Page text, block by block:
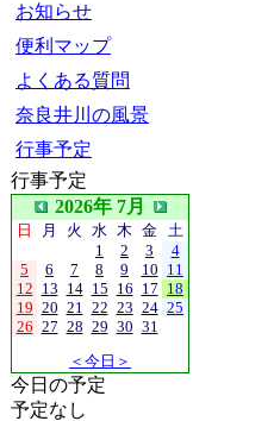
お知らせ
便利マップ
よくある質問
奈良井川の風景
行事予定
行事予定
2026年 7月
日 月 火 水 木 金 土
1
2 3
4
5
6 7 8 9 10 11
12 13 14 15 16 17 18
19 20 21 22 23 24 25
26 27 28 29 30 31
＜今日＞
今日の予定
予定なし